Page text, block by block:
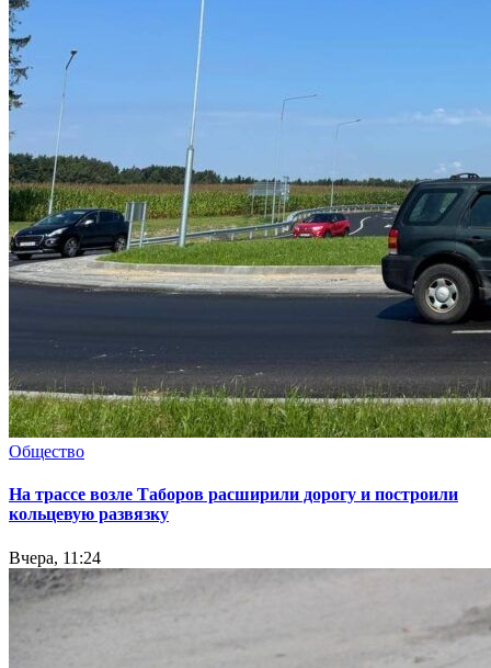
Общество
На трассе возле Таборов расширили дорогу и построили
кольцевую развязку
Вчера, 11:24